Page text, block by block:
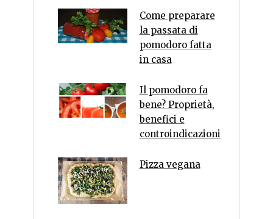
Come preparare
la passata di
pomodoro fatta
in casa
Il pomodoro fa
bene? Proprietà,
benefici e
controindicazioni
Pizza vegana